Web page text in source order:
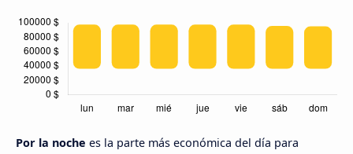
Por la noche es la parte más económica del día para